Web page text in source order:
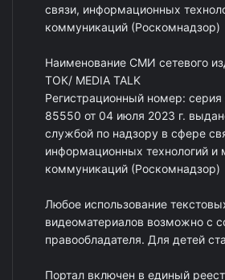
связи, информационных
коммуникаций (Роскомнадзор)
Наименование СМИ сетевого
ТОК/ MEDIA TALK
Регистрационный номер:
85550 от 04 июля 2023 г.
службой по надзору в сфере
информационных технологий и
коммуникаций (Роскомнадзор)
Любое использование
видеоматериалов возможно с
правообладателя. Для детей
Портал включен в единый